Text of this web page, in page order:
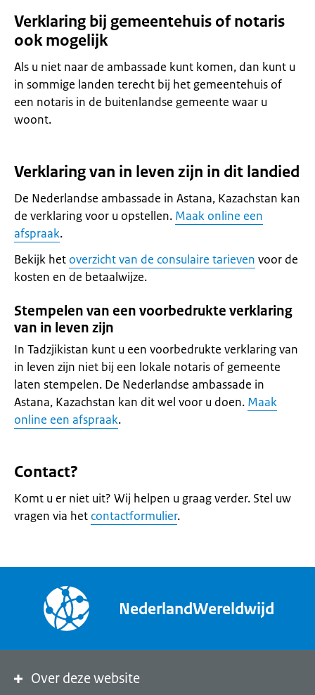
Verklaring bij gemeentehuis of notaris
ook mogelijk
Als u niet naar de ambassade kunt komen, dan kunt u
in sommige landen terecht bij het gemeentehuis of
een notaris in de buitenlandse gemeente waar u
woont.
Verklaring van in leven zijn in dit landied
De Nederlandse ambassade in Astana, Kazachstan kan
de verklaring voor u opstellen. Maak online een
afspraak.
Bekijk het overzicht van de consulaire tarieven voor de
kosten en de betaalwijze.
Stempelen van een voorbedrukte verklaring
van in leven zijn
In Tadzjikistan kunt u een voorbedrukte verklaring van
in leven zijn niet bij een lokale notaris of gemeente
laten stempelen. De Nederlandse ambassade in
Astana, Kazachstan kan dit wel voor u doen. Maak
online een afspraak.
Contact?
Komt u er niet uit? Wij helpen u graag verder. Stel uw
vragen via het contactformulier.
NederlandWereldwijd
Over deze website